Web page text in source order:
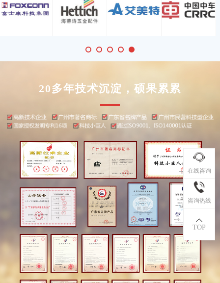
20多年技术沉淀，硕果累累
在线咨询
咨询热线
TOP